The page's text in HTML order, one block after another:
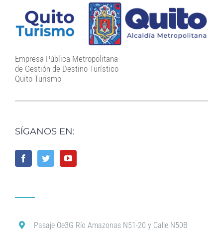
Empresa Pública Metropolitana
de Gestión de Destino Turístico
Quito Turismo
SÍGANOS EN:
Pasaje Oe3G Río Amazonas N51-20 y Calle N50B